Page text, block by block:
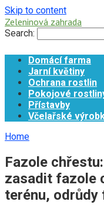
Skip to content
Zeleninová zahrada
Search:
Domácí farma
Jarní květiny
Ochrana rostlin
Pokojové
Přístavby
Včelařské
Home
Fazole
zasadit fazole
terénu, odrůdy